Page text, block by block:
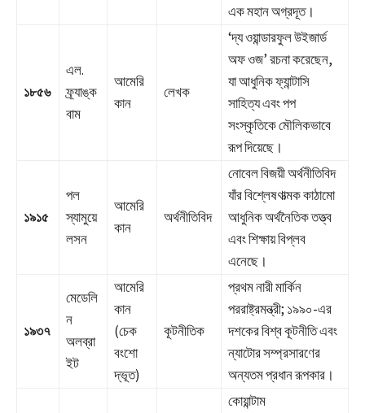
এক মহান অগ্রদূত।
১৮৫৬
এল.
ফ্র্যাঙ্ক
বাম
আমেরি
কান
লেখক
‘দ্য ওয়ান্ডারফুল উইজার্ড
অফ ওজ’ রচনা করেছেন,
যা আধুনিক ফ্যান্টাসি
সাহিত্য এবং পপ
সংস্কৃতিকে মৌলিকভাবে
রূপ দিয়েছে।
১৯১৫
পল
স্যামুয়ে
লসন
আমেরি
কান
অর্থনীতিবিদ
নোবেল বিজয়ী অর্থনীতিবিদ
যাঁর বিশ্লেষণাত্মক কাঠামো
আধুনিক অর্থনৈতিক তত্ত্ব
এবং শিক্ষায় বিপ্লব
এনেছে।
১৯৩৭
মেডেলি
ন
অলব্রা
ইট
আমেরি
কান
(চেক
বংশো
দ্ভূত)
কূটনীতিক
প্রথম নারী মার্কিন
পররাষ্ট্রমন্ত্রী; ১৯৯০-এর
দশকের বিশ্ব কূটনীতি এবং
ন্যাটোর সম্প্রসারণের
অন্যতম প্রধান রূপকার।
কোয়ান্টাম